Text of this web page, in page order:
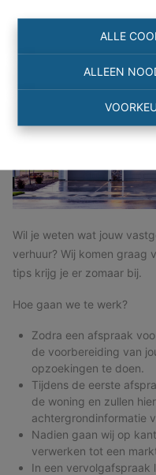
ALLE
ALLEEN
Wil je weten wat jouw
verhuur? Wij komen graag
tips krijg je er zomaar bij.
Hoe gaan we te werk?
Zodra een afspraak
de voorbereiding van
opzoekingen te doen.
Tijdens de eerste
de woning en zullen
achtergrondinformatie
Nadien gaan wij op
verwerken tot een
In een vervolgafspraak